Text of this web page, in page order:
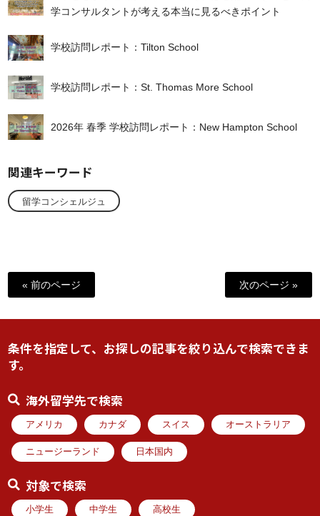
学コンサルタントが考える本当に見るべきポイント
学校訪問レポート：Tilton School
学校訪問レポート：St. Thomas More School
2026年 春季 学校訪問レポート：New Hampton School
関連キーワード
留学コンシェルジュ
« 前のページ 次のページ »
条件を指定して、お探しの記事を絞り込んで検索できま
す。
海外留学先で検索
アメリカ カナダ スイス オーストラリア
ニュージーランド 日本国内
対象で検索
小学生 中学生 高校生